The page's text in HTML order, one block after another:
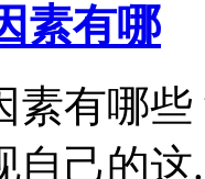
素有哪
素有哪
自己的这